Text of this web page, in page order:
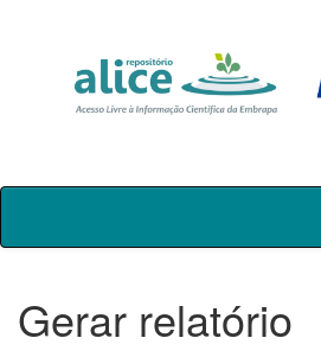
Skip
Gerar relatório